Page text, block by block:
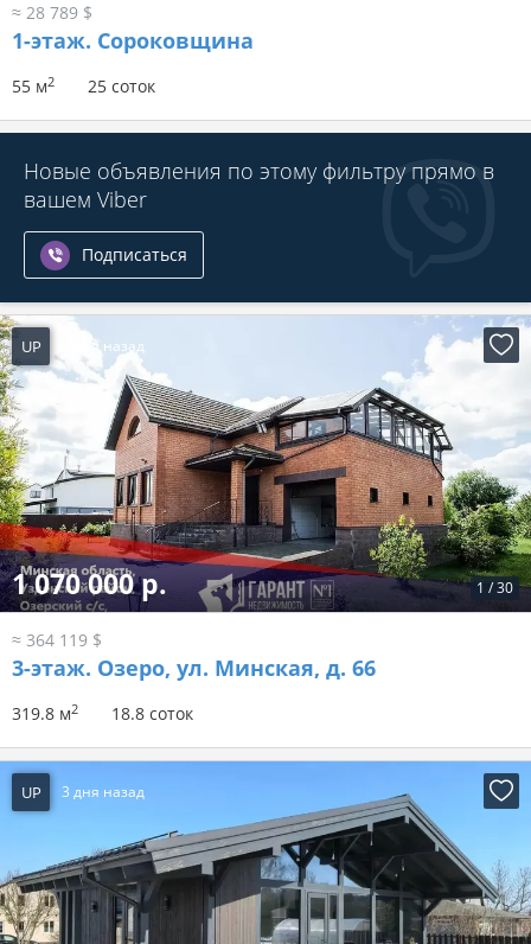
≈ 28 789 $
1-этаж. Сороковщина
55 м2 25 соток
Новые объявления по этому фильтру прямо в
вашем Viber
Подписаться
UP 2 дня назад
1 /30
1 070 000 р.
≈ 364 119 $
3-этаж. Озеро, ул. Минская, д. 66
319.8 м2 18.8 соток
UP 3 дня назад